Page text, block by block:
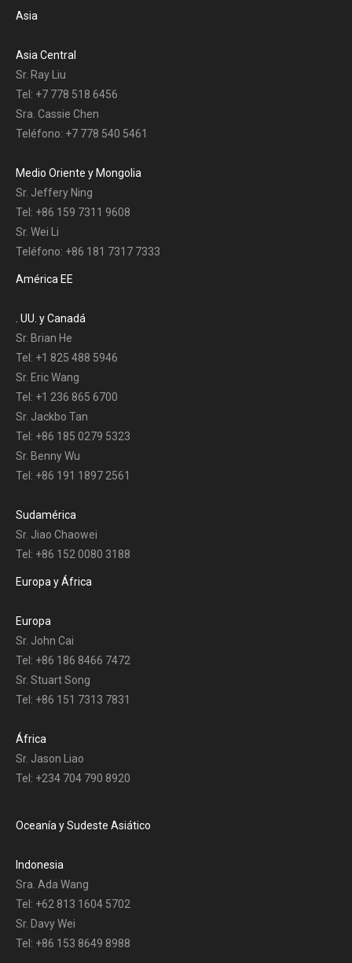
Asia
Asia Central
Sr. Ray Liu
Tel: +7 778 518 6456
Sra. Cassie Chen
Teléfono: +7 778 540 5461
Medio Oriente y Mongolia
Sr. Jeffery Ning
Tel: +86 159 7311 9608
Sr. Wei Li
Teléfono: +86 181 7317 7333
América EE
. UU. y Canadá
Sr. Brian He
Tel: +1 825 488 5946
Sr. Eric Wang
Tel: +1 236 865 6700
Sr. Jackbo Tan
Tel: +86 185 0279 5323
Sr. Benny Wu
Tel: +86 191 1897 2561
Sudamérica
Sr. Jiao Chaowei
Tel: +86 152 0080 3188
Europa y África
Europa
Sr. John Cai
Tel: +86 186 8466 7472
Sr. Stuart Song
Tel: +86 151 7313 7831
África
Sr. Jason Liao
Tel: +234 704 790 8920
Oceanía y Sudeste Asiático
Indonesia
Sra. Ada Wang
Tel: +62 813 1604 5702
Sr. Davy Wei
Tel: +86 153 8649 8988